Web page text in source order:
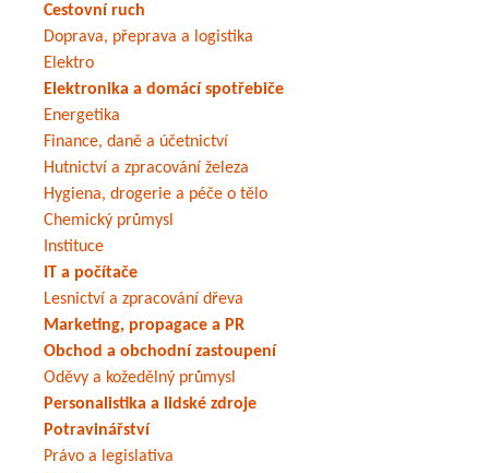
Cestovní ruch
Doprava, přeprava a logistika
Elektro
Elektronika a domácí spotřebiče
Energetika
Finance, daně a účetnictví
Hutnictví a zpracování železa
Hygiena, drogerie a péče o tělo
Chemický průmysl
Instituce
IT a počítače
Lesnictví a zpracování dřeva
Marketing, propagace a PR
Obchod a obchodní zastoupení
Oděvy a kožedělný průmysl
Personalistika a lidské zdroje
Potravinářství
Právo a legislativa